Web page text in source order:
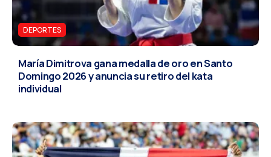
DEPORTES
María Dimitrova gana medalla de oro en Santo
Domingo 2026 y anuncia su retiro del kata
individual